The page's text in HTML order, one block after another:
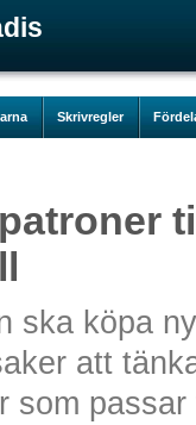
Skrivregler
ska köpa
att
som